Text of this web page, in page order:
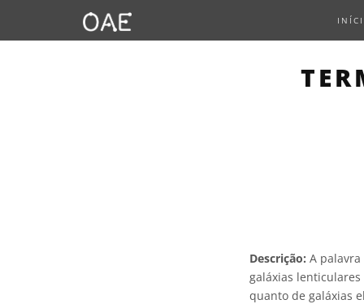
Descrição: A
galáxias lenticulares
quanto de galáxias